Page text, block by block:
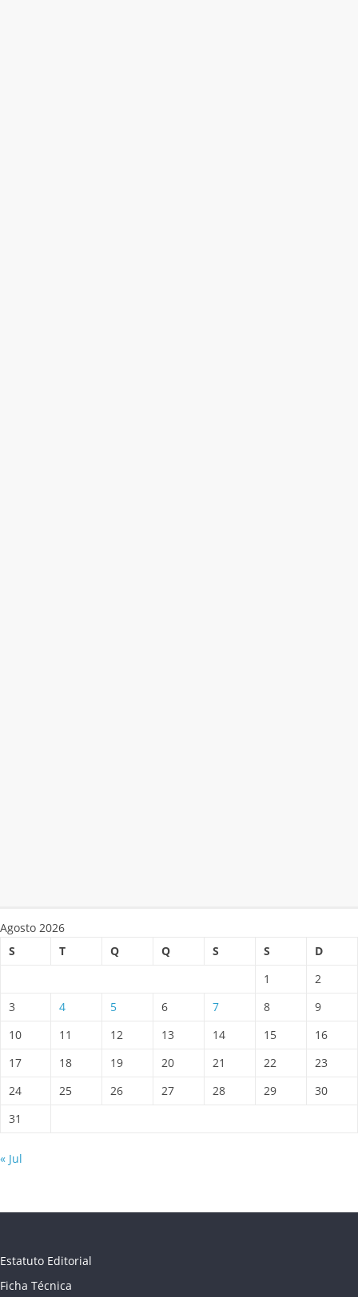
Agosto 2026
S
T Q Q S S
D
1
2
3
4 5 6 7 8
9
10
11 12 13 14 15
16
17
18 19 20 21 22
23
24
25 26 27 28 29
30
31
« Jul
Estatuto Editorial
Ficha Técnica